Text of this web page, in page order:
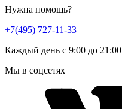
Нужна помощь?
+7(495) 727-11-33
Каждый день с 9:00 до 21:00
Мы в соцсетях